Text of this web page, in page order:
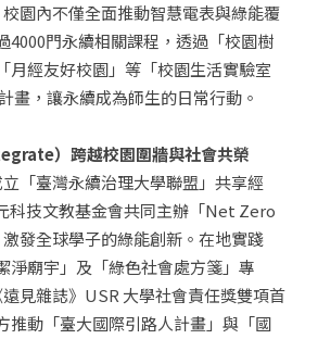
園內不僅全面推動智慧電表與綠能覆
4000門永續相關課程，透過「校園樹
月經友好校園」等「校園生活實驗室
畫，讓永續成為師生的日常行動。
）跨越校園圍牆與社會共榮
「臺灣永續治理大學聯盟」共享經
科技文教基金會共同主辦「Net Zero
發全球學子的綠能創新。在地實踐
淨廟宇」及「綠色社會處方箋」專
見雜誌》USR 大學社會責任獎雙項首
推動「臺大國際引路人計畫」與「國